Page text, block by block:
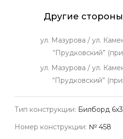
Другие
ул. Мазурова / ул.
“Прудковский”
ул. Мазурова / ул.
“Прудковский”
Тип конструкции: Билборд 6х3
Номер конструкции: № 458